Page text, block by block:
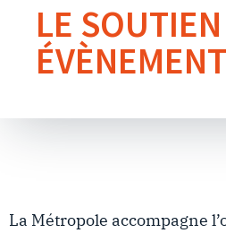
LE
La Métropole accompagne